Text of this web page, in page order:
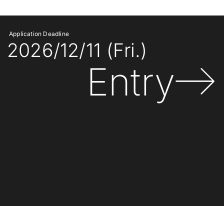
Application Deadline
2026/12/11 (Fri.)
Entry